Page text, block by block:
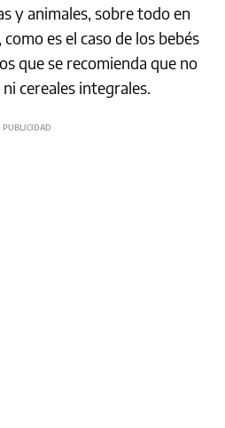
y animales, sobre todo en
es el caso de los bebés
que se recomienda que no
cereales integrales.